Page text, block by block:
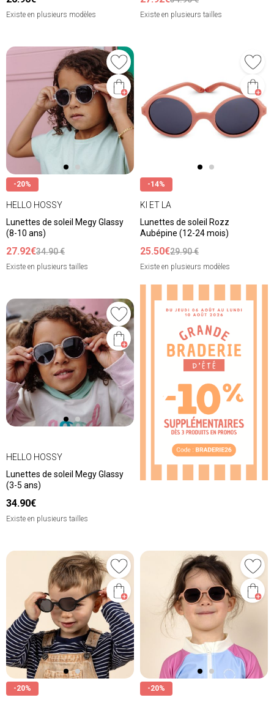
Existe en plusieurs modèles Existe en plusieurs tailles
-20%
HELLO HOSSY
Lunettes de soleil Megy Glassy
(8-10 ans)
27.92€34.90 €
Existe en plusieurs tailles
-14%
KI ET LA
Lunettes de soleil Rozz
Aubépine (12-24 mois)
25.50€29.90 €
Existe en plusieurs modèles
HELLO HOSSY
Lunettes de soleil Megy Glassy
(3-5 ans)
34.90€
Existe en plusieurs tailles
❮ ❯
-20% -20%